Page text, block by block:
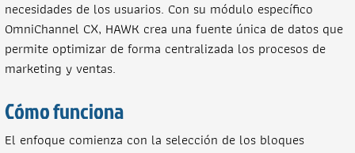
necesidades de los usuarios. Con su módulo específico
OmniChannel CX, HAWK crea una fuente única de datos que
permite optimizar de forma centralizada los procesos de
marketing y ventas.
Cómo funciona
El enfoque comienza con la selección de los bloques